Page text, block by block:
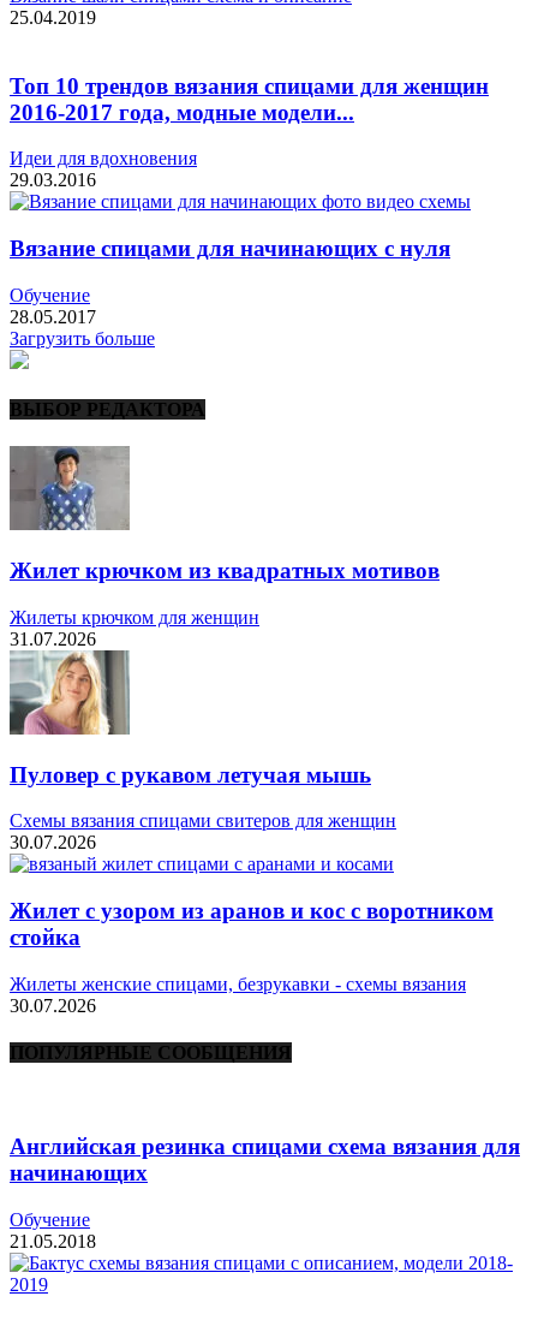
25.04.2019
Топ 10 трендов вязания спицами для женщин
2016-2017 года, модные модели...
Идеи для вдохновения
29.03.2016
Вязание спицами для начинающих с нуля
Обучение
28.05.2017
Загрузить больше
ВЫБОР РЕДАКТОРА
Жилет крючком из квадратных мотивов
Жилеты крючком для женщин
31.07.2026
Пуловер с рукавом летучая мышь
Схемы вязания спицами свитеров для женщин
30.07.2026
Жилет с узором из аранов и кос с воротником
стойка
Жилеты женские спицами, безрукавки - схемы вязания
30.07.2026
ПОПУЛЯРНЫЕ СООБЩЕНИЯ
Английская резинка спицами схема вязания для
начинающих
Обучение
21.05.2018